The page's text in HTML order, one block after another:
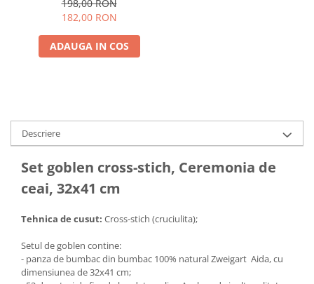
198,00 RON
182,00 RON
ADAUGA IN COS
Descriere
Set goblen cross-stich, Ceremonia de
ceai, 32x41 cm
Tehnica de cusut: Cross-stich (cruciulita);
Setul de goblen contine:
- panza de bumbac din bumbac 100% natural Zweigart Aida, cu
dimensiunea de 32x41 cm;